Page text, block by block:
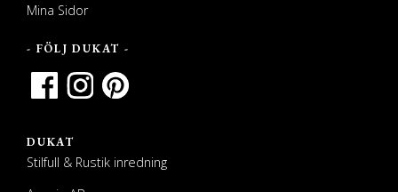
Mina Sidor
- FÖLJ DUKAT -
DUKAT
Stilfull & Rustik inredning